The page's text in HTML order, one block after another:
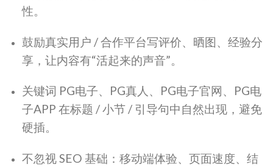
性。
鼓励真实用户 / 合作平台写评价、晒图、经验分
享，让内容有“活起来的声音”。
关键词 PG电子、PG真人、PG电子官网、PG电
子APP 在标题 / 小节 / 引导句中自然出现，避免
硬插。
不忽视 SEO 基础：移动端体验、页面速度、结